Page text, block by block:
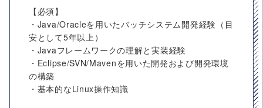
【必須】
・Java/Oracleを用いたバッチシステム開発経験（目
安として5年以上）
・Javaフレームワークの理解と実装経験
・Eclipse/SVN/Mavenを用いた開発および開発環境
の構築
・基本的なLinux操作知識